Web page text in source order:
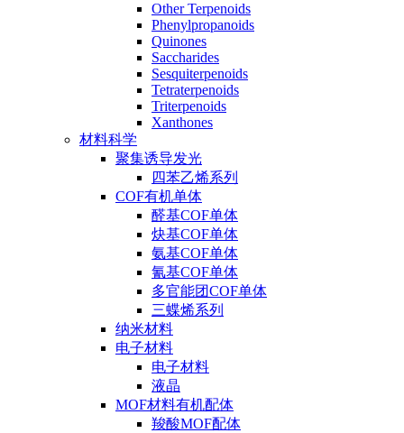
Other Terpenoids
Phenylpropanoids
Quinones
Saccharides
Sesquiterpenoids
Tetraterpenoids
Triterpenoids
Xanthones
材料科学
聚集诱导发光
四苯乙烯系列
COF有机单体
醛基COF单体
炔基COF单体
氨基COF单体
氰基COF单体
多官能团COF单体
三蝶烯系列
纳米材料
电子材料
电子材料
液晶
MOF材料有机配体
羧酸MOF配体